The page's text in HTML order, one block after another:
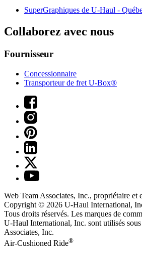
SuperGraphiques de U-Haul -
Collaborez avec nous
Fournisseur
Concessionnaire
Transporteur de fret U-Box®
Web Team Associates, Inc., propriétaire et
Copyright © 2026 U-Haul International,
Tous droits réservés. Les marques de
U-Haul International, Inc. sont utilisés
Associates, Inc.
Air-Cushioned Ride®